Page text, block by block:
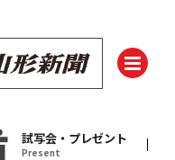
試写会・プレゼント
Present